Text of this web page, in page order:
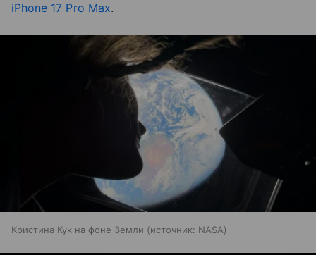
iPhone 17 Pro Max.
Кристина Кук на фоне Земли источник: NASA